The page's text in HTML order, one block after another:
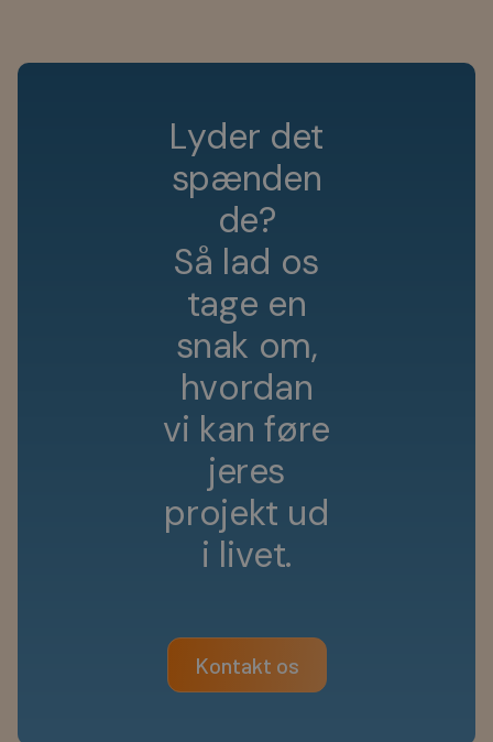
Lyder det
spænden
de?
Så lad os
tage en
snak om,
hvordan
vi kan føre
jeres
projekt ud
i livet.
Kontakt os